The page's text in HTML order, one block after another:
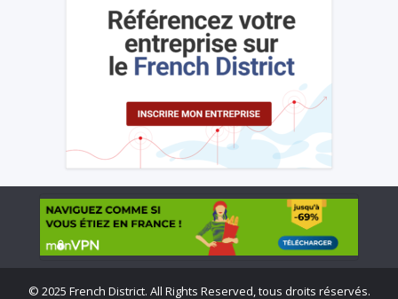
© 2025 French District. All Rights Reserved, tous droits réservés.